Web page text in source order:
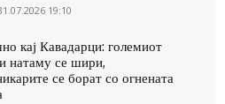
19:10
кај Кавадарци: големиот
натаму се шири,
се борат со огнената